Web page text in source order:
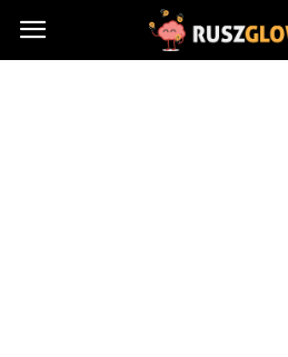
Ruszglowa.pl